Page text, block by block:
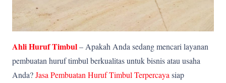
Ahli Huruf Timbul– Apakah Anda sedang mencari layanan
pembuatan huruf timbul berkualitas untuk bisnis atau usaha
Anda?Jasa Pembuatan Huruf Timbul Terpercaya siap